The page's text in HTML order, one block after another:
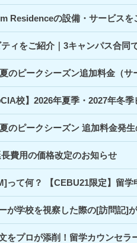
Residenceの設備・サービス
ィをご紹介｜3キャンパス合同
のピークシーズン追加料金（
校】2026年夏季・2027年冬
のピークシーズン 追加料金発
費用の価格改定のお知らせ
って何？ 【CEBU21限定】留学
が学校を視察した際の[訪問記]
をプロが添削！留学カウンセラ